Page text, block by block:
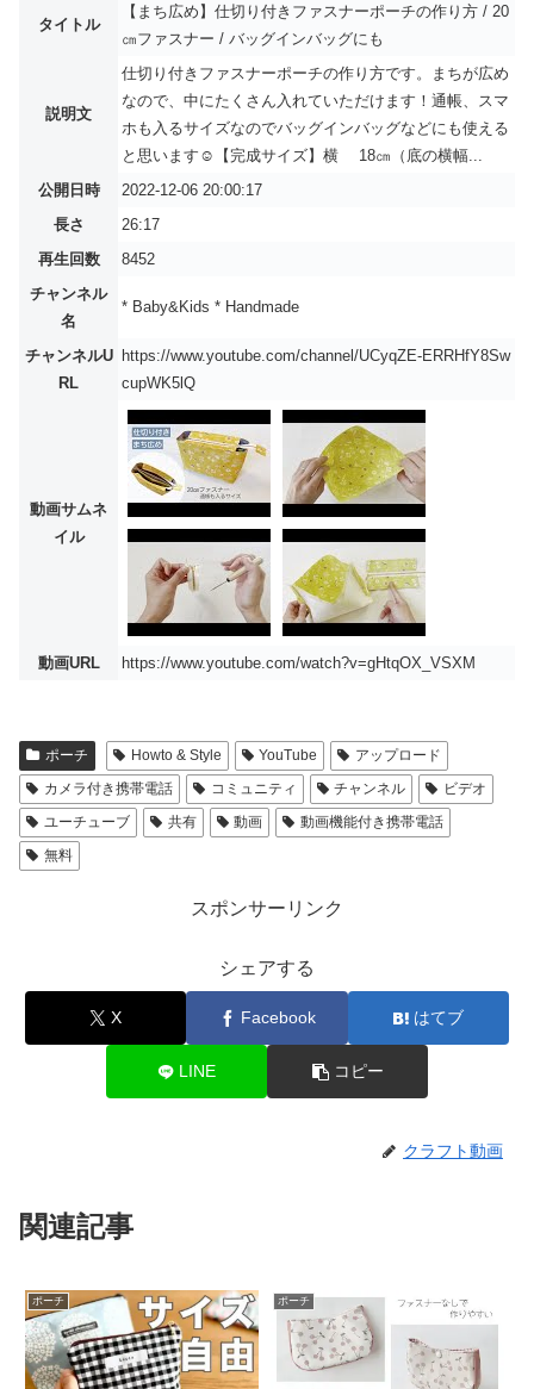
タイトル
【まち広め】仕切り付きファスナーポーチの作り方 / 20
㎝ファスナー / バッグインバッグにも
説明文
仕切り付きファスナーポーチの作り方です。まちが広め
なので、中にたくさん入れていただけます！通帳、スマ
ホも入るサイズなのでバッグインバッグなどにも使える
と思います☺【完成サイズ】横 18㎝（底の横幅...
公開日時
2022-12-06 20:00:17
長さ
26:17
再生回数
8452
チャンネル
名
* Baby&Kids * Handmade
チャンネルU
RL
https://www.youtube.com/channel/UCyqZE-ERRHfY8Sw
cupWK5lQ
動画サムネ
イル
動画URL https://www.youtube.com/watch?v=gHtqOX_VSXM
ポーチ Howto & Style YouTube
アップロード
カメラ付き携帯電話
コミュニティ チャンネル
ビデオ
ユーチューブ
共有 動画
動画機能付き携帯電話
無料
スポンサーリンク
シェアする
X Facebook はてブ
LINE コピー
クラフト動画
関連記事
ポーチ ポーチ